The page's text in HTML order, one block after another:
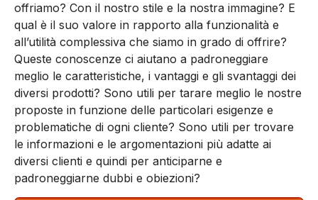
offriamo? Con il nostro stile e la nostra immagine? E
qual è il suo valore in rapporto alla funzionalità e
all’utilità complessiva che siamo in grado di offrire?
Queste conoscenze ci aiutano a padroneggiare
meglio le caratteristiche, i vantaggi e gli svantaggi dei
diversi prodotti? Sono utili per tarare meglio le nostre
proposte in funzione delle particolari esigenze e
problematiche di ogni cliente? Sono utili per trovare
le informazioni e le argomentazioni più adatte ai
diversi clienti e quindi per anticiparne e
padroneggiarne dubbi e obiezioni?